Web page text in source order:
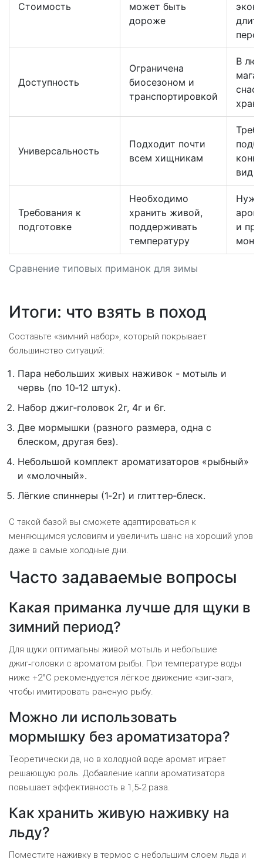
Сравнение типовых приманок для зимы
Стоимость
может быть
дороже
Доступность
Ограничена
биосезоном и
транспортировкой
В
Универсальность
Подходит почти
всем хищникам
вид
Требования к
подготовке
Необходимо
хранить живой,
поддерживать
температуру
и
Итоги: что взять в поход
Составьте «зимний набор», который покрывает
большинство ситуаций:
Пара небольших живых наживок - мотыль и
червь (по 10‑12 штук).
Набор джиг‑головок 2г, 4г и 6г.
Две мормышки (разного размера, одна с
блеском, другая без).
Небольшой комплект ароматизаторов «рыбный»
и «молочный».
Лёгкие спиннеры (1‑2г) и глиттер‑блеск.
С такой базой вы сможете адаптироваться к
меняющимся условиям и увеличить шанс на хороший улов
даже в самые холодные дни.
Часто задаваемые вопросы
Какая приманка лучше для щуки в
зимний период?
Для щуки оптимальны живой мотыль и небольшие
джиг‑головки с ароматом рыбы. При температуре воды
ниже +2°C рекомендуется лёгкое движение «зиг‑заг»,
чтобы имитировать раненую рыбу.
Можно ли использовать
мормышку без ароматизатора?
Теоретически да, но в холодной воде аромат играет
решающую роль. Добавление капли ароматизатора
повышает эффективность в 1,5‑2 раза.
Как хранить живую наживку на
льду?
Поместите наживку в термос с небольшим слоем льда и